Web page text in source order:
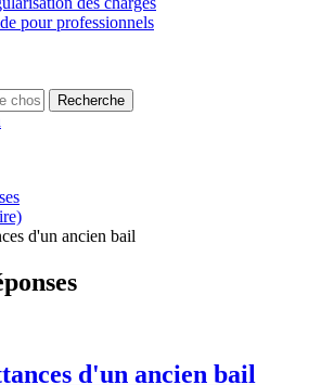
pour professionnels
Recherche
d'un ancien bail
d'un ancien bail